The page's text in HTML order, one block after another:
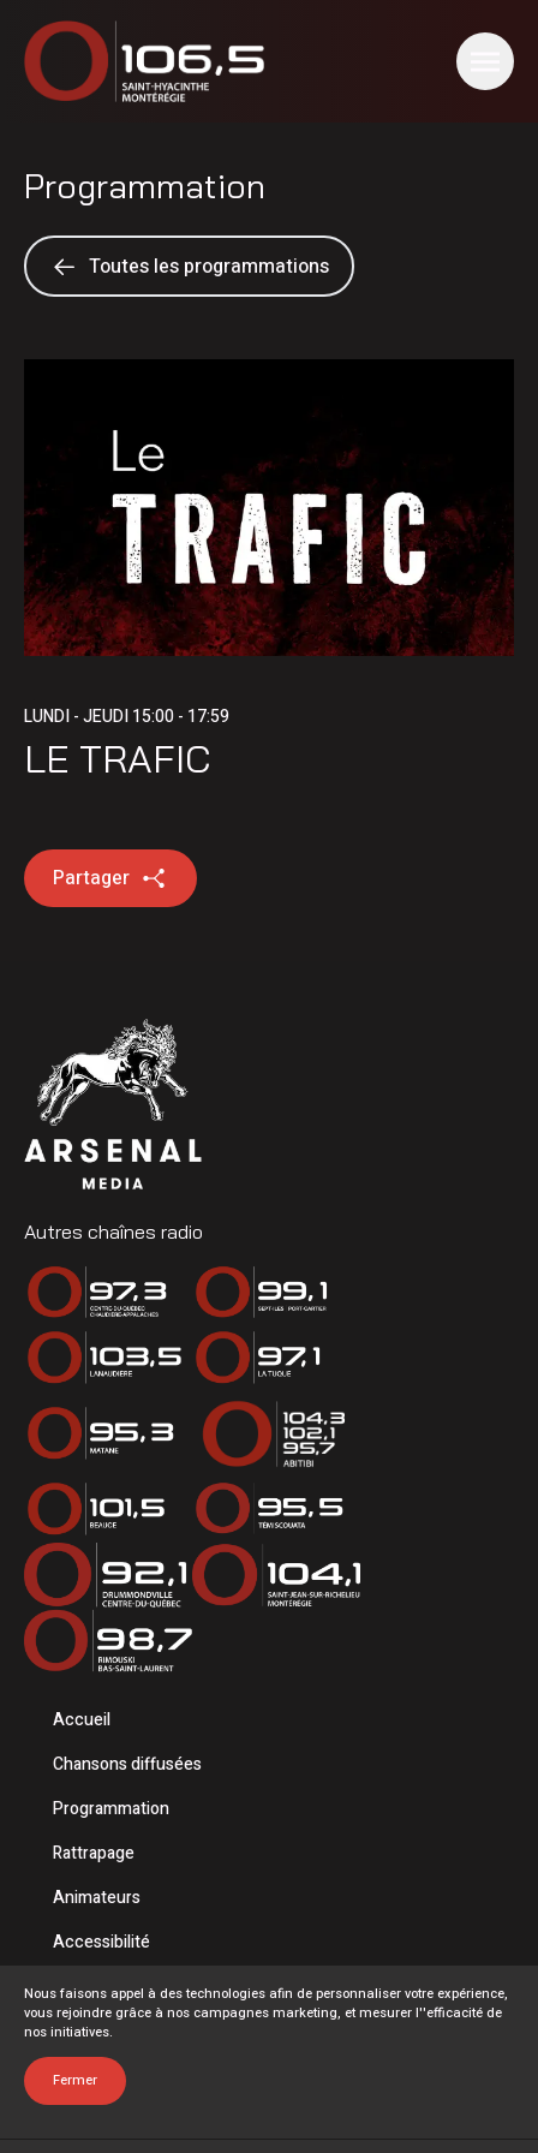
Programmation
Toutes les programmations
LUNDI - JEUDI15:00 - 17:59
LE TRAFIC
Partager
Autres chaînes radio
Accueil
Chansons diffusées
Programmation
Rattrapage
Animateurs
Accessibilité
Politique de confidentialité
Conditions d'utilisation
FAQ
Nous faisons appel à des technologies afin de personnaliser votre expérience,
vous rejoindre grâce à nos campagnes marketing, et mesurer l''efficacité de
nos initiatives.
Fermer